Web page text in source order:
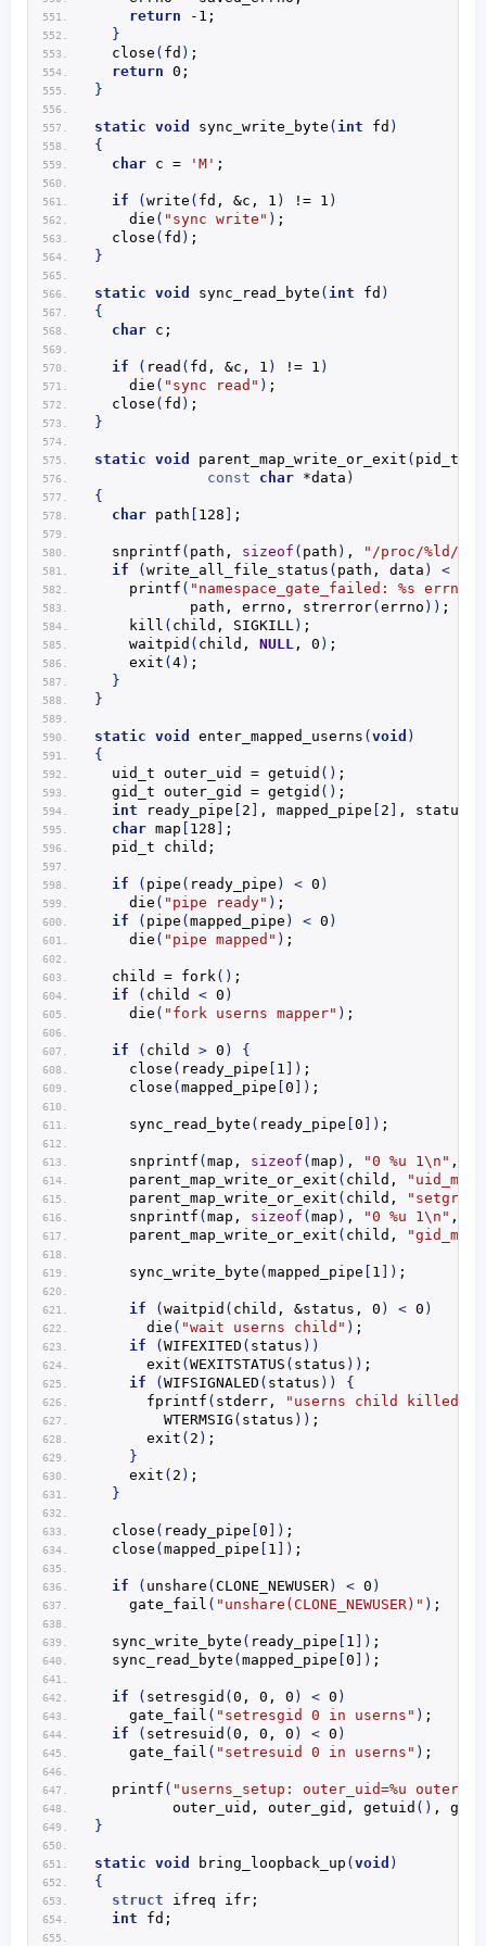
return -1;
}
close ( fd ) ;
return 0;
}
static void sync_write_byte ( int fd )
{
char c = 'M' ;
if ( write ( fd, &c, 1 ) != 1 )
die ( "sync write" ) ;
close ( fd ) ;
}
static void sync_read_byte ( int fd )
{
char c;
if ( read ( fd, &c, 1 ) != 1 )
die ( "sync read" ) ;
close ( fd ) ;
}
static void parent_map_write_or_exit ( pid_t
const
char *data )
{
char path 128 ;
snprintf ( path, sizeof ( path ) , "/proc/%ld/%s"
if
( write_all_file_status ( path, data ) <
printf ( "namespace_gate_failed: %s
           path, errno,
strerror( errno )) ;
kill ( child, SIGKILL) ;
waitpid ( child, NULL , 0 ) ;
exit ( 4) ;
}
}
static void enter_mapped_userns ( void )
{
  uid_t outer_uid =
getuid () ;
  gid_t outer_gid =
getgid () ;
int ready_pipe 2 , mapped_pipe 2
, status;
char map 128
;
  pid_t child;
if ( pipe ( ready_pipe ) < 0 )
die ( "pipe ready" ) ;
if
( pipe ( mapped_pipe ) < 0 )
die ( "pipe mapped" ) ;
  child =
fork() ;
if
( child < 0 )
die ( "fork userns mapper" ) ;
if ( child > 0 )
{
close ( ready_pipe 1 ]) ;
close ( mapped_pipe 0 ]) ;
sync_read_byte ( ready_pipe 0 ]) ;
snprintf ( map, sizeof ( map ) , "0 %u 1\n" ,
parent_map_write_or_exit ( child, "uid_map"
parent_map_write_or_exit ( child,
snprintf ( map, sizeof ( map ) , "0 %u 1\n" ,
parent_map_write_or_exit ( child, "gid_map"
sync_write_byte ( mapped_pipe 1 ]) ;
if ( waitpid ( child, &status, 0 ) < 0 )
die ( "wait userns child" ) ;
if
( WIFEXITED ( status ))
exit ( WEXITSTATUS ( status )) ;
if
( WIFSIGNALED ( status ))
{
fprintf ( stderr,
"userns child killed by
WTERMSIG ( status )) ;
exit ( 2 ) ;
}
exit ( 2 ) ;
}
close ( ready_pipe 0 ]) ;
close ( mapped_pipe 1 ]) ;
if ( unshare ( CLONE_NEWUSER) < 0 )
gate_fail ( "unshare(CLONE_NEWUSER)" ) ;
sync_write_byte ( ready_pipe 1 ]) ;
sync_read_byte ( mapped_pipe 0 ]) ;
if ( setresgid ( 0, 0, 0 ) < 0 )
gate_fail ( "setresgid 0 in userns" ) ;
if
( setresuid ( 0, 0, 0 ) < 0 )
gate_fail ( "setresuid 0 in userns" ) ;
printf ( "userns_setup: outer_uid=%u
         outer_uid, outer_gid,
getuid () ,
}
static void bring_loopback_up ( void )
{
struct ifreq ifr;
int fd;